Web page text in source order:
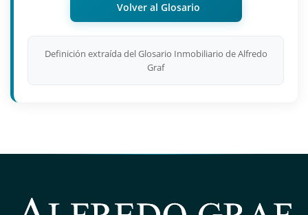
Volver al Glosario
Definición extraída del Glosario Inmobiliario de Alfredo
Graf